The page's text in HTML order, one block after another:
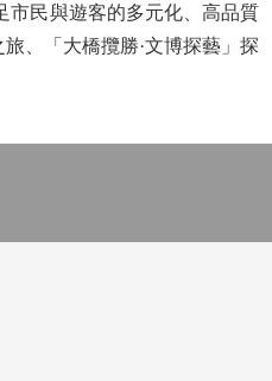
民與遊客的多元化、高品質
、「大橋攬勝·文博探藝」探